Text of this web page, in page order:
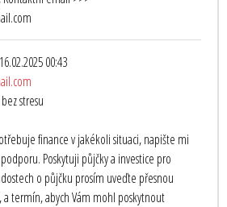
00:43
stresu
finance v jakékoli situaci, napište mi
Poskytuji půjčky a investice pro
o půjčku prosím uveďte přesnou
a termín, abych Vám mohl poskytnout